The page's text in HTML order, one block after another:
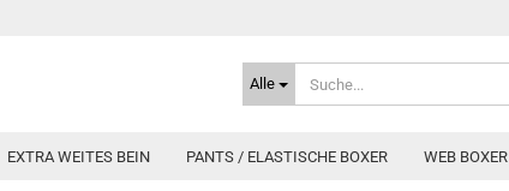
Alle
EXTRA WEITES BEIN PANTS / ELASTISCHE BOXER WEB BOXER